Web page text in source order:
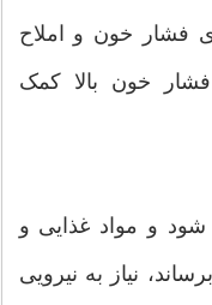
فشار خون و املاح
خون بالا کمک
و مواد غذایی و
نیاز به نیرویی